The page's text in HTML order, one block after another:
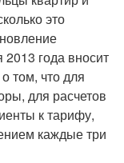
это
года вносит
том, что для
для расчетов
к тарифу,
каждые три